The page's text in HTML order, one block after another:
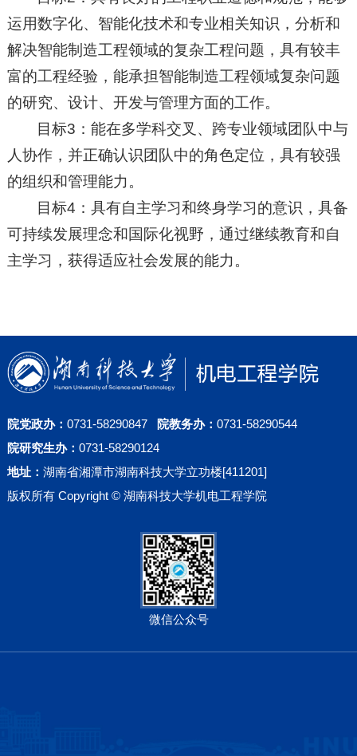
运用数字化、智能化技术和专业相关知识，分析和
解决智能制造工程领域的复杂工程问题，具有较丰
富的工程经验，能承担智能制造工程领域复杂问题
的研究、设计、开发与管理方面的工作。
目标3：能在多学科交叉、跨专业领域团队中与
人协作，并正确认识团队中的角色定位，具有较强
的组织和管理能力。
目标4：具有自主学习和终身学习的意识，具备
可持续发展理念和国际化视野，通过继续教育和自
主学习，获得适应社会发展的能力。
院党政办： 0731-58290847 院教务办： 0731-58290544
院研究生办： 0731-58290124
地址： 湖南省湘潭市湖南科技大学立功楼[411201]
版权所有 Copyright © 湖南科技大学机电工程学院
微信公众号